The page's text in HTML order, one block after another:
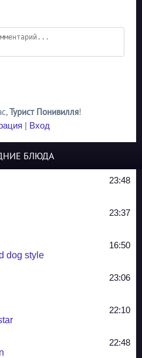
,Турист Понивилля!
| Вход
БЛЮДА
23:48
23:37
16:50
dog style
23:06
22:10
22:48